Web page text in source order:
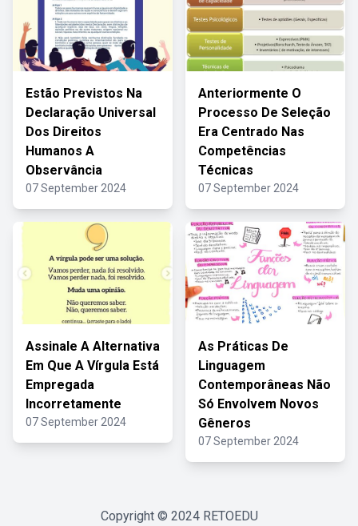
Estão Previstos Na
Declaração Universal
Dos Direitos
Humanos A
Observância
07 September 2024
Anteriormente O
Processo De Seleção
Era Centrado Nas
Competências
Técnicas
07 September 2024
Assinale A Alternativa
Em Que A Vírgula Está
Empregada
Incorretamente
07 September 2024
As Práticas De
Linguagem
Contemporâneas Não
Só Envolvem Novos
Gêneros
07 September 2024
Copyright © 2024 RETOEDU